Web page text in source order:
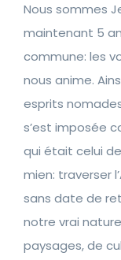
Nous sommes
maintenant 5
commune: les
nous anime.
esprits
s’est imposée
qui était celui
mien: traverser
sans date de
notre vrai
paysages, de